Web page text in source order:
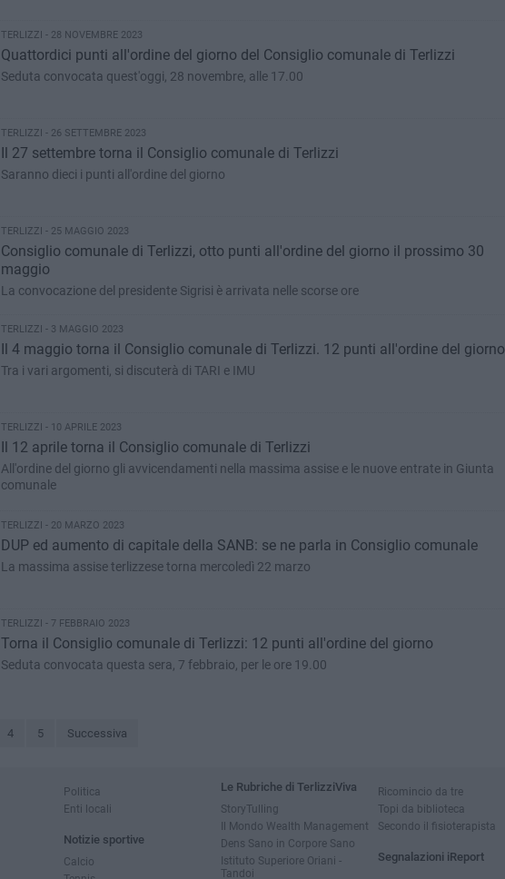
TERLIZZI - 28 NOVEMBRE 2023
Quattordici punti all'ordine del giorno del Consiglio comunale di Terlizzi
Seduta convocata quest'oggi, 28 novembre, alle 17.00
TERLIZZI - 26 SETTEMBRE 2023
Il 27 settembre torna il Consiglio comunale di Terlizzi
Saranno dieci i punti all'ordine del giorno
TERLIZZI - 25 MAGGIO 2023
Consiglio comunale di Terlizzi, otto punti all'ordine del giorno il prossimo 30
maggio
La convocazione del presidente Sigrisi è arrivata nelle scorse ore
TERLIZZI - 3 MAGGIO 2023
Il 4 maggio torna il Consiglio comunale di Terlizzi. 12 punti all'ordine del giorno
Tra i vari argomenti, si discuterà di TARI e IMU
TERLIZZI - 10 APRILE 2023
Il 12 aprile torna il Consiglio comunale di Terlizzi
All'ordine del giorno gli avvicendamenti nella massima assise e le nuove entrate in Giunta
comunale
TERLIZZI - 20 MARZO 2023
DUP ed aumento di capitale della SANB: se ne parla in Consiglio comunale
La massima assise terlizzese torna mercoledì 22 marzo
TERLIZZI - 7 FEBBRAIO 2023
Torna il Consiglio comunale di Terlizzi: 12 punti all'ordine del giorno
Seduta convocata questa sera, 7 febbraio, per le ore 19.00
4 5 Successiva
Politica
Enti locali
Notizie sportive
Calcio
Le Rubriche di TerlizziViva
StoryTulling
Il Mondo Wealth Management
Dens Sano in Corpore Sano
Istituto Superiore Oriani -
Tandoi
Ricomincio da tre
Topi da biblioteca
Secondo il fisioterapista
Segnalazioni iReport